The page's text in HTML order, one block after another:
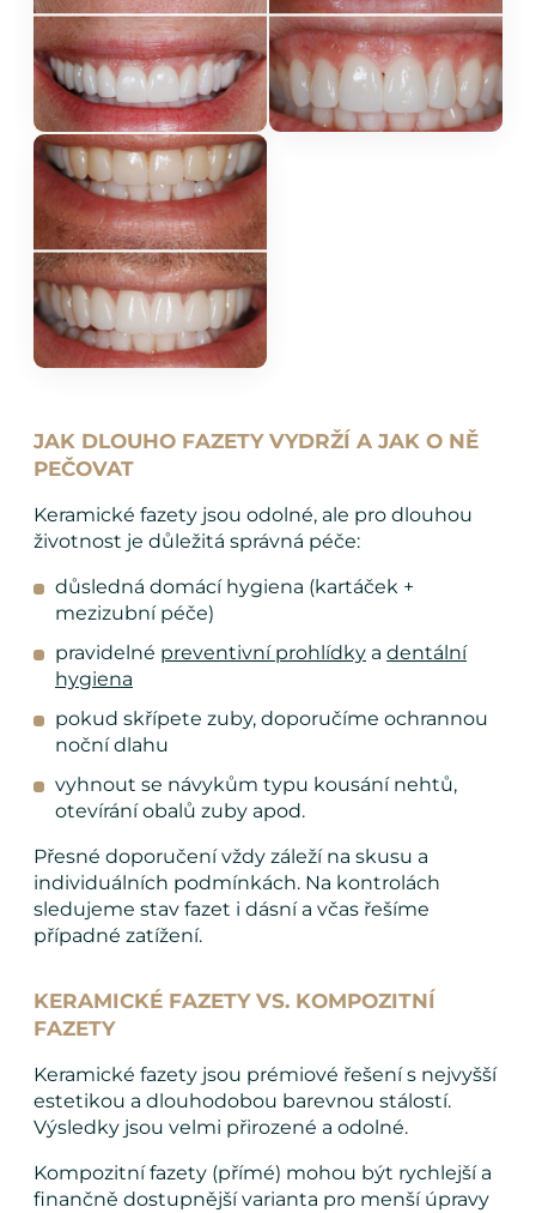
JAK DLOUHO FAZETY VYDRŽÍ A JAK O NĚ
PEČOVAT
Keramické fazety jsou odolné, ale pro dlouhou
životnost je důležitá správná péče:
důsledná domácí hygiena (kartáček +
mezizubní péče)
pravidelné preventivní prohlídky a dentální
hygiena
pokud skřípete zuby, doporučíme ochrannou
noční dlahu
vyhnout se návykům typu kousání nehtů,
otevírání obalů zuby apod.
Přesné doporučení vždy záleží na skusu a
individuálních podmínkách. Na kontrolách
sledujeme stav fazet i dásní a včas řešíme
případné zatížení.
KERAMICKÉ FAZETY VS. KOMPOZITNÍ
FAZETY
Keramické fazety jsou prémiové řešení s nejvyšší
estetikou a dlouhodobou barevnou stálostí.
Výsledky jsou velmi přirozené a odolné.
Kompozitní fazety (přímé) mohou být rychlejší a
finančně dostupnější varianta pro menší úpravy